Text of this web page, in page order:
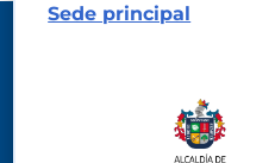
Sede principal